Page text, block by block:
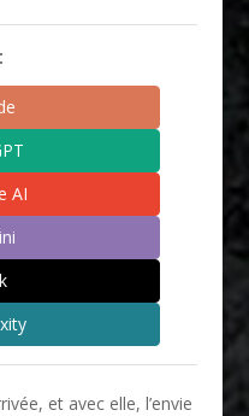
AI
et avec elle, l’envie